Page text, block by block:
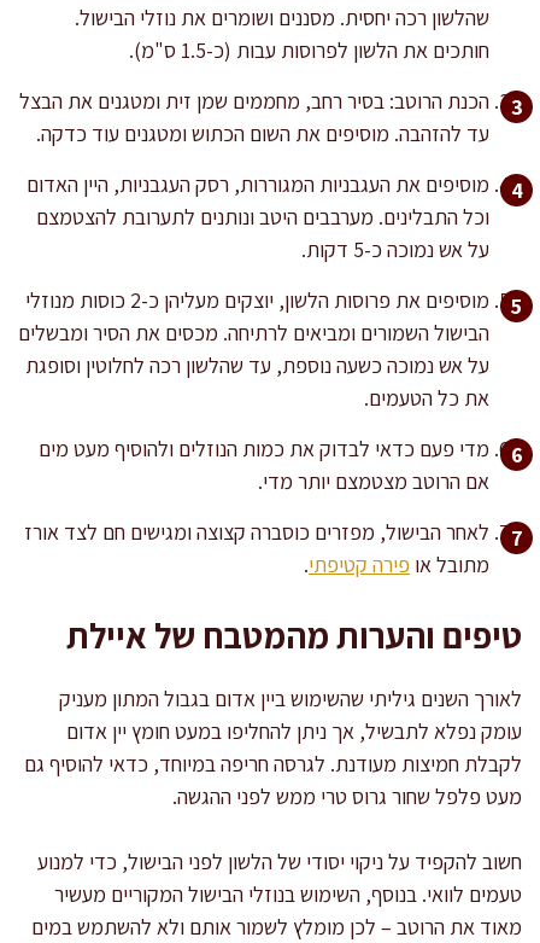
שהלשון רכה יחסית. מסננים ושומרים את נוזלי הבישול.
חותכים את הלשון לפרוסות עבות (כ-1.5 ס"מ).
הכנת הרוטב: בסיר רחב, מחממים שמן זית ומטגנים את הבצל
עד להזהבה. מוסיפים את השום הכתוש ומטגנים עוד כדקה.
מוסיפים את העגבניות המגוררות, רסק העגבניות, היין האדום
וכל התבלינים. מערבבים היטב ונותנים לתערובת להצטמצם
על אש נמוכה כ-5 דקות.
מוסיפים את פרוסות הלשון, יוצקים מעליהן כ-2 כוסות מנוזלי
הבישול השמורים ומביאים לרתיחה. מכסים את הסיר ומבשלים
על אש נמוכה כשעה נוספת, עד שהלשון רכה לחלוטין וסופגת
את כל הטעמים.
מדי פעם כדאי לבדוק את כמות הנוזלים ולהוסיף מעט מים
אם הרוטב מצטמצם יותר מדי.
לאחר הבישול, מפזרים כוסברה קצוצה ומגישים חם לצד אורז
מתובל או פירה קטיפתי.
טיפים והערות מהמטבח של איילת
לאורך השנים גיליתי שהשימוש ביין אדום בגבול המתון מעניק
עומק נפלא לתבשיל, אך ניתן להחליפו במעט חומץ יין אדום
לקבלת חמיצות מעודנת. לגרסה חריפה במיוחד, כדאי להוסיף גם
מעט פלפל שחור גרוס טרי ממש לפני ההגשה.
חשוב להקפיד על ניקוי יסודי של הלשון לפני הבישול, כדי למנוע
טעמים לוואי. בנוסף, השימוש בנוזלי הבישול המקוריים מעשיר
מאוד את הרוטב – לכן מומלץ לשמור אותם ולא להשתמש במים